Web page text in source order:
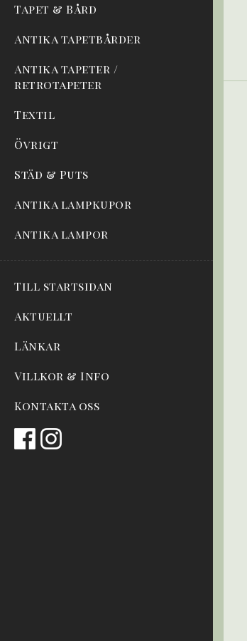
Tapet & Bård
Antika tapetbårder
Antika tapeter /
retrotapeter
Textil
Övrigt
Städ & Puts
Antika lampkupor
Antika lampor
Till startsidan
Aktuellt
Länkar
Villkor & Info
Kontakta oss